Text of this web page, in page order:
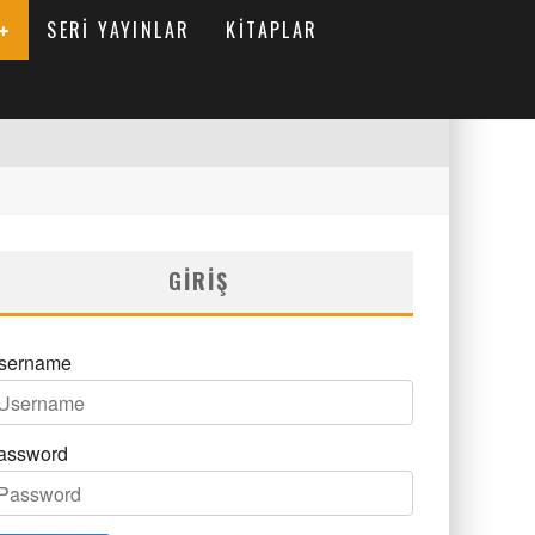
SERI YAYINLAR KITAPLAR
GIRIŞ